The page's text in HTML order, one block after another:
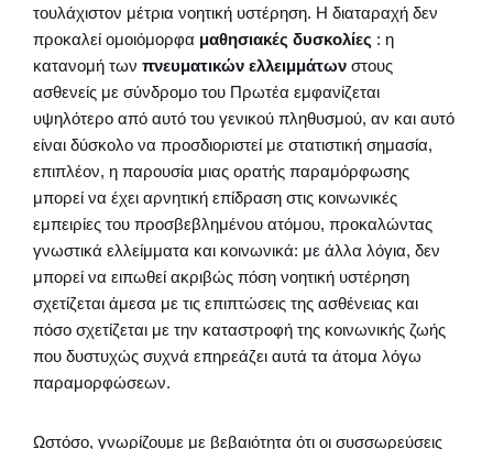
τουλάχιστον μέτρια νοητική υστέρηση. Η διαταραχή δεν
προκαλεί ομοιόμορφα μαθησιακές δυσκολίες : η
κατανομή των πνευματικών ελλειμμάτων στους
ασθενείς με σύνδρομο του Πρωτέα εμφανίζεται
υψηλότερο από αυτό του γενικού πληθυσμού, αν και αυτό
είναι δύσκολο να προσδιοριστεί με στατιστική σημασία,
επιπλέον, η παρουσία μιας ορατής παραμόρφωσης
μπορεί να έχει αρνητική επίδραση στις κοινωνικές
εμπειρίες του προσβεβλημένου ατόμου, προκαλώντας
γνωστικά ελλείμματα και κοινωνικά: με άλλα λόγια, δεν
μπορεί να ειπωθεί ακριβώς πόση νοητική υστέρηση
σχετίζεται άμεσα με τις επιπτώσεις της ασθένειας και
πόσο σχετίζεται με την καταστροφή της κοινωνικής ζωής
που δυστυχώς συχνά επηρεάζει αυτά τα άτομα λόγω
παραμορφώσεων.
Ωστόσο, γνωρίζουμε με βεβαιότητα ότι οι συσσωρεύσεις